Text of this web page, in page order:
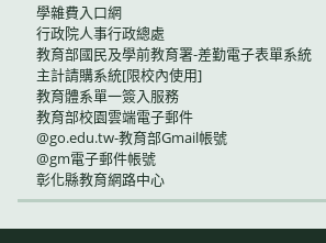
學雜費入口網
行政院人事行政總處
教育部國民及學前教育署-差勤電子表單系統
主計請購系統[限校內使用]
教育體系單一簽入服務
教育部校園雲端電子郵件
@go.edu.tw-教育部Gmail帳號
@gm電子郵件帳號
彰化縣教育網路中心